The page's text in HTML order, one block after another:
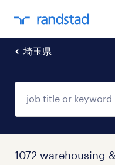
埼玉県
1072 warehousing